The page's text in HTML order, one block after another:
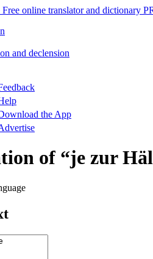
and declension
the App
of “je zur